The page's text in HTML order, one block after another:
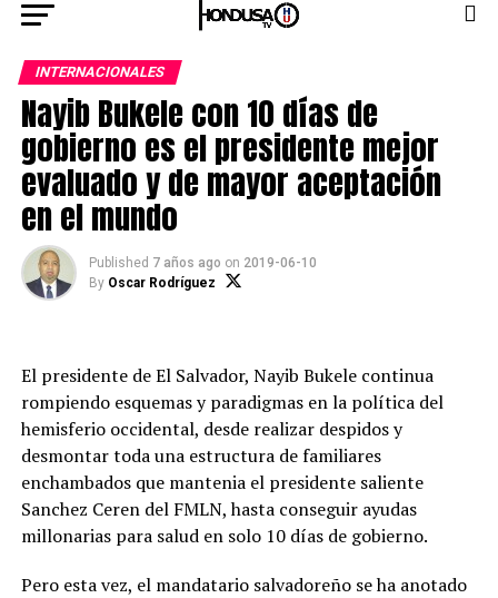
INTERNACIONALES
Nayib Bukele con 10 días de
gobierno es el presidente mejor
evaluado y de mayor aceptación
en el mundo
Published 7 años ago on 2019-06-10
By Oscar Rodríguez
El presidente de El Salvador, Nayib Bukele continua
rompiendo esquemas y paradigmas en la política del
hemisferio occidental, desde realizar despidos y
desmontar toda una estructura de familiares
enchambados que mantenia el presidente saliente
Sanchez Ceren del FMLN, hasta conseguir ayudas
millonarias para salud en solo 10 días de gobierno.
Pero esta vez, el mandatario salvadoreño se ha anotado